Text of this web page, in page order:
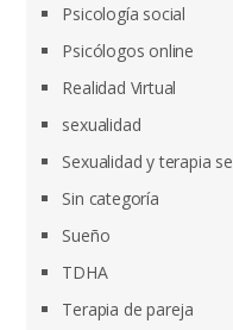
Psicología social
Psicólogos online
Realidad Virtual
sexualidad
Sexualidad y terapia
Sin categoría
Sueño
TDHA
Terapia de pareja